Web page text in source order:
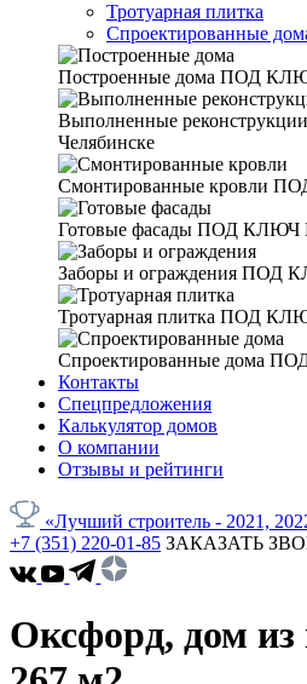
Тротуарная плитка
Спроектированные
Построенные дома ПОД
Выполненные реконструкции
Челябинске
Смонтированные кровли
Готовые фасады ПОД КЛЮЧ В
Заборы и ограждения ПОД
Тротуарная плитка ПОД
Спроектированные дома
Контакты
Спецпредложения
Калькулятор домов
О компании
Отзывы и рейтинги
«Лучший строитель - 2021,
+7 (351) 220-01-85 ЗАКАЗАТЬ
Оксфорд, дом из